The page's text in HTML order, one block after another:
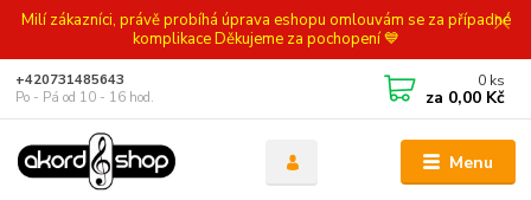
Milí zákazníci, právě probíhá úprava eshopu omlouvám se za případné
komplikace Děkujeme za pochopení 💙
Menu
+420731485643
Po - Pá od 10 - 16 hod.
0 ks
za 0,00 Kč